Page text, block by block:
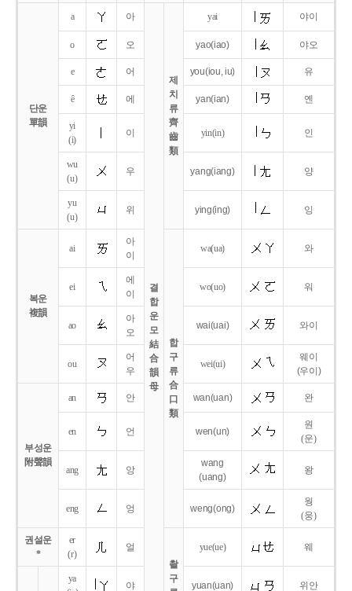
단운
單韻
a 아
결
합
운
모
結
合
韻
母
제
치
류
齊
齒
類
yai 야이
o 오 yao(iao) 야오
e 어 you(iou,iu) 유
ê 에 yan(ian) 옌
yi
(i)
이 yin(in) 인
wu
(u)
우 yang(iang) 양
yu
(u)
위 ying(ing) 잉
복운
複韻
ai
아
이
합
구
류
合
口
類
wa(ua) 와
ei
에
이
wo(uo) 워
ao
아
오
wai(uai) 와이
ou
어
우
wei(ui)
웨이
(우이)
부성운
附聲韻
an 안 wan(uan) 완
en 언 wen(un)
원
(운)
ang 앙
wang
(uang)
왕
eng 엉 weng(ong)
웡
(웅)
권설운
*
er
(r)
얼
촬
구
yue(ue) 웨
ya
야 yuan(uan) 위안